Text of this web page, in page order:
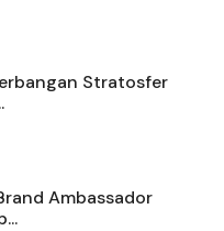
Stratosfer
Ambassador